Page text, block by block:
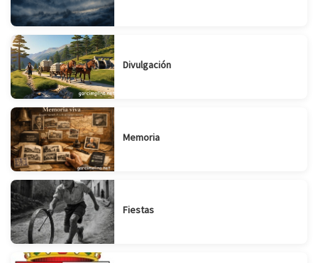
Divulgación
Memoria
Fiestas